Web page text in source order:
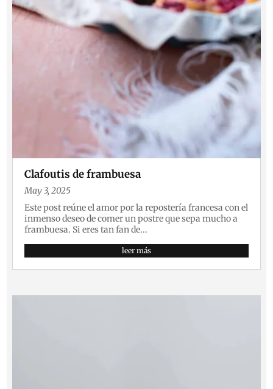
Clafoutis de frambuesa
May 3, 2025
Este post reúne el amor por la repostería francesa con el
inmenso deseo de comer un postre que sepa mucho a
frambuesa. Si eres tan fan de...
leer más